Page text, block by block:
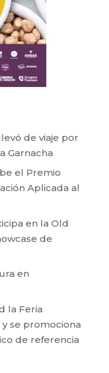
de viaje por
Garnacha
el Premio
Aplicada al
en la Old
de
en
la Feria
se promociona
de referencia